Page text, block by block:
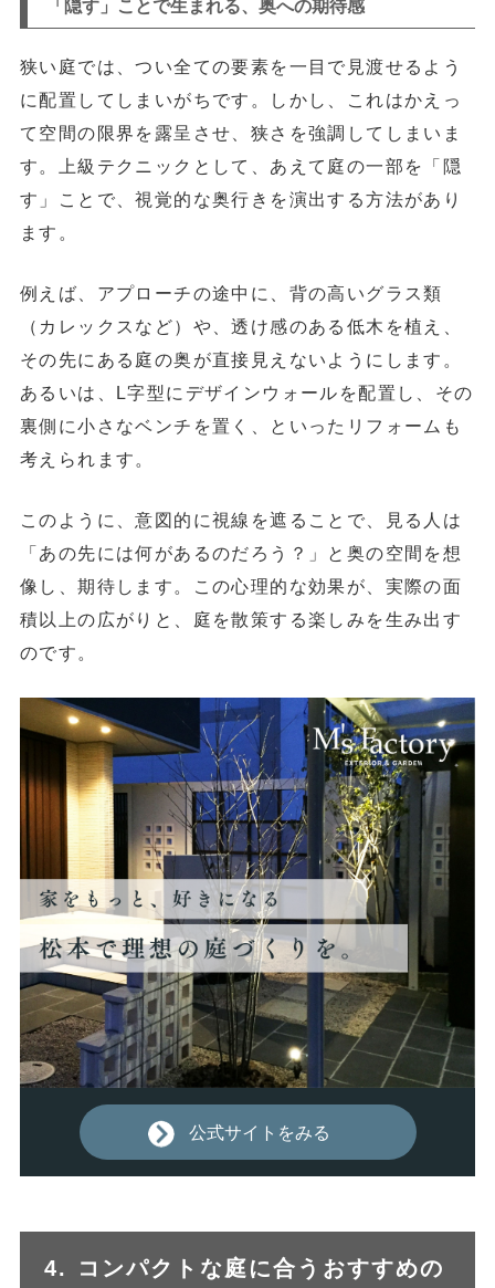
「隠す」ことで生まれる、奥への期待感
狭い庭では、つい全ての要素を一目で見渡せるよう
に配置してしまいがちです。しかし、これはかえっ
て空間の限界を露呈させ、狭さを強調してしまいま
す。上級テクニックとして、あえて庭の一部を「隠
す」ことで、視覚的な奥行きを演出する方法があり
ます。
例えば、アプローチの途中に、 背の高いグラス類
（カレックスなど）や、透け感のある低木 を植え、
その先にある庭の奥が直接見えないようにします。
あるいは、L字型にデザインウォールを配置し、その
裏側に小さなベンチを置く、といったリフォームも
考えられます。
このように、意図的に視線を遮ることで、見る人は
「あの先には何があるのだろう？」と奥の空間を想
像し、期待します。この心理的な効果が、実際の面
積以上の広がりと、庭を散策する楽しみを生み出す
のです。
公式サイトをみる
4. コンパクトな庭に合うおすすめの